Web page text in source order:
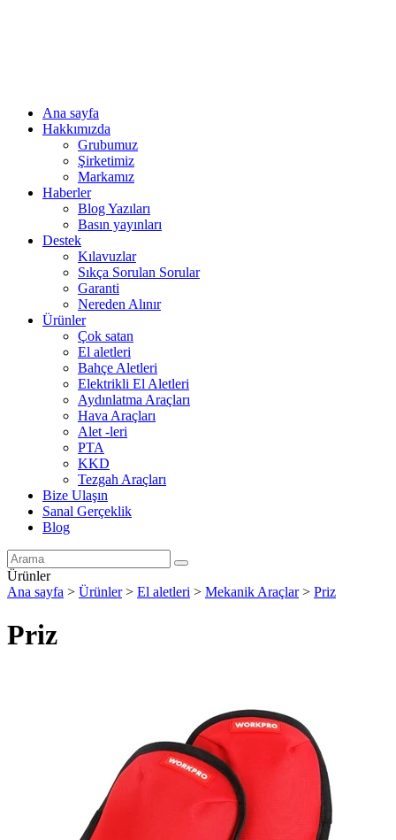
Ana sayfa
Hakkımızda
Grubumuz
Şirketimiz
Markamız
Haberler
Blog Yazıları
Basın yayınları
Destek
Kılavuzlar
Sıkça Sorulan Sorular
Garanti
Nereden Alınır
Ürünler
Çok satan
El aletleri
Bahçe Aletleri
Elektrikli El Aletleri
Aydınlatma Araçları
Hava Araçları
Alet -leri
PTA
KKD
Tezgah Araçları
Bize Ulaşın
Sanal Gerçeklik
Blog
Ürünler
Ana sayfa > Ürünler> El aletleri > Mekanik Araçlar> Priz
Priz